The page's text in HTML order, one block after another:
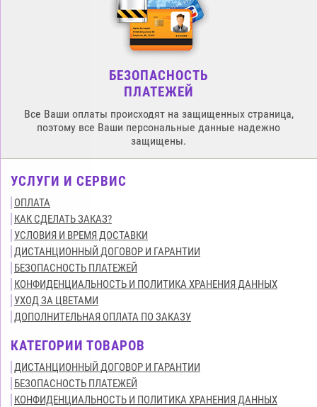
БЕЗОПАСНОСТЬ
ПЛАТЕЖЕЙ
Все Ваши оплаты происходят на защищенных страница,
поэтому все Ваши персональные данные надежно
защищены.
УСЛУГИ И СЕРВИС
ОПЛАТА
КАК СДЕЛАТЬ ЗАКАЗ?
УСЛОВИЯ И ВРЕМЯ ДОСТАВКИ
ДИСТАНЦИОННЫЙ ДОГОВОР И ГАРАНТИИ
БЕЗОПАСНОСТЬ ПЛАТЕЖЕЙ
КОНФИДЕНЦИАЛЬНОСТЬ И ПОЛИТИКА ХРАНЕНИЯ ДАННЫХ
УХОД ЗА ЦВЕТАМИ
ДОПОЛНИТЕЛЬНАЯ ОПЛАТА ПО ЗАКАЗУ
КАТЕГОРИИ ТОВАРОВ
ДИСТАНЦИОННЫЙ ДОГОВОР И ГАРАНТИИ
БЕЗОПАСНОСТЬ ПЛАТЕЖЕЙ
КОНФИДЕНЦИАЛЬНОСТЬ И ПОЛИТИКА ХРАНЕНИЯ ДАННЫХ